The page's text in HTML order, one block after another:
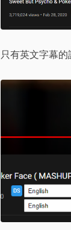
只有英文字幕